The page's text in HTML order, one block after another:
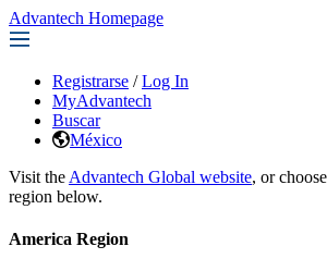
Advantech Homepage
Registrarse / Log In
MyAdvantech
Buscar
México
Visit the Advantech Global website, or
region below.
America Region